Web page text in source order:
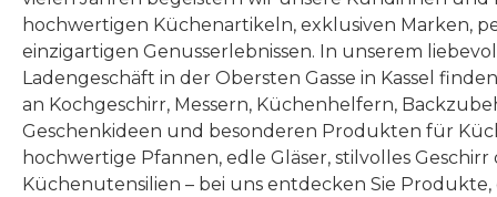
keine Vorbereitung, kein
Warten. Im Inneren sorgt
ein leistungsstarker
Kompressorkältekreislauf
für schnelle Eisbildung. Die
intelligente Isolierung hält
4 Minuten
Dich
hochwertigen Küchenartikeln, exklusiven Marken,
einzigartigen Genusserlebnissen. In unserem
Ladengeschäft in der Obersten Gasse in Kassel
an Kochgeschirr, Messern, Küchenhelfern,
Geschenkideen und besonderen Produkten für
hochwertige Pfannen, edle Gläser, stilvolles Geschirr
Küchenutensilien – bei uns entdecken Sie